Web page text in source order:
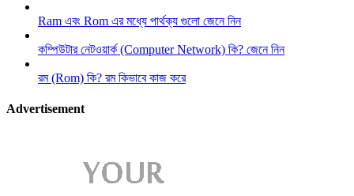
Ram এবং Rom এর মধ্যে পার্থক্য গুলো জেনে নিন
কম্পিউটার নেটওয়ার্ক (Computer Network) কি? জেনে নিন
রম (Rom) কি? রম কিভাবে কাজ করে
Advertisement